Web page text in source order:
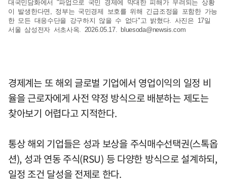
대국민담화에서 "파업으로 국민 경제에 막대한 피해가 우려되는 상황
이 발생한다면, 정부는 국민경제 보호를 위해 긴급조정을 포함한 가능
한 모든 대응수단을 강구하지 않을 수 없다"고 밝혔다. 사진은 17일
서울 삼성전자 서초사옥. 2026.05.17. bluesoda@newsis.com
경제계는 또 해외 글로벌 기업에서 영업이익의 일정 비
율을 근로자에게 사전 약정 방식으로 배분하는 제도는
찾아보기 어렵다고 지적한다.
통상 해외 기업들은 성과 보상을 주식매수선택권(스톡옵
션), 성과 연동 주식(RSU) 등 다양한 방식으로 설계하되,
일정 조건 달성을 전제로 한다.